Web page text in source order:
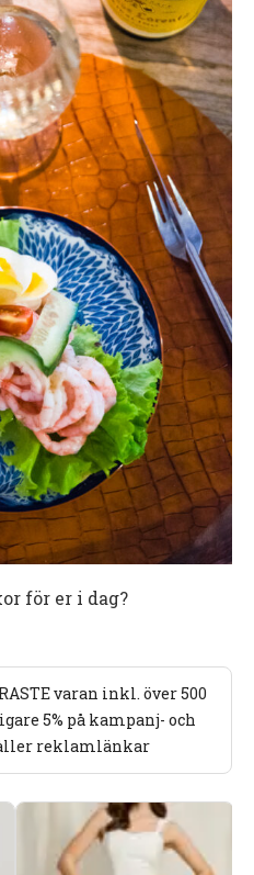
för er i dag?
varan inkl. över 500
5% på kampanj- och
reklamlänkar